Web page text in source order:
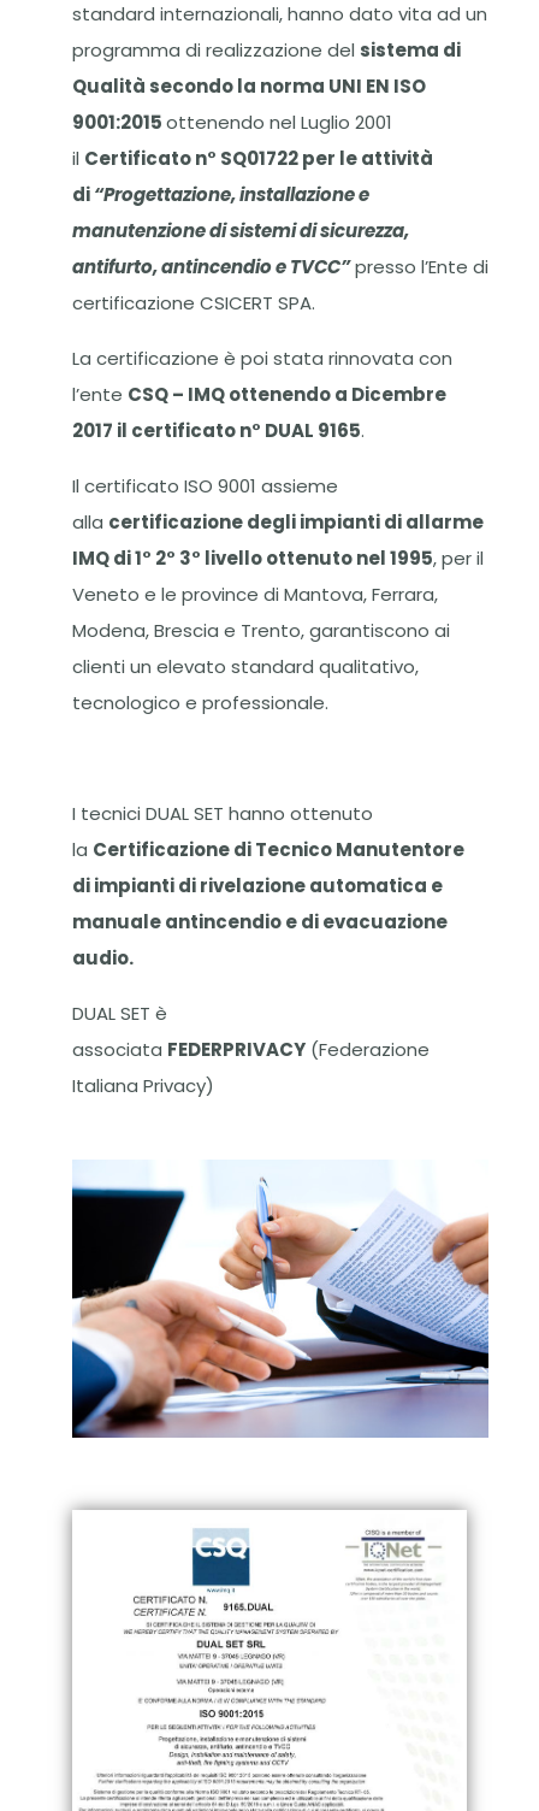
standard internazionali, hanno dato vita ad un
programma di realizzazione del sistema di
Qualità secondo la norma UNI EN ISO
9001:2015ottenendo nel Luglio 2001
il Certificato n° SQ01722 per le attività
di“Progettazione, installazione e
manutenzione di sistemi di sicurezza,
antifurto, antincendio e TVCC”presso l’Ente di
certificazione CSICERT SPA.
La certificazione è poi stata rinnovata con
l’ente CSQ – IMQ ottenendo a Dicembre
2017 il certificato n° DUAL 9165.
Il certificato ISO 9001 assieme
alla certificazione degli impianti di allarme
IMQ di 1° 2° 3° livello ottenuto nel 1995, per il
Veneto e le province di Mantova, Ferrara,
Modena, Brescia e Trento, garantiscono ai
clienti un elevato standard qualitativo,
tecnologico e professionale.
I tecnici DUAL SET hanno ottenuto
la Certificazione di Tecnico Manutentore
di impianti di rivelazione automatica e
manuale antincendio e di evacuazione
audio.
DUAL SET è
associata FEDERPRIVACY (Federazione
Italiana Privacy)